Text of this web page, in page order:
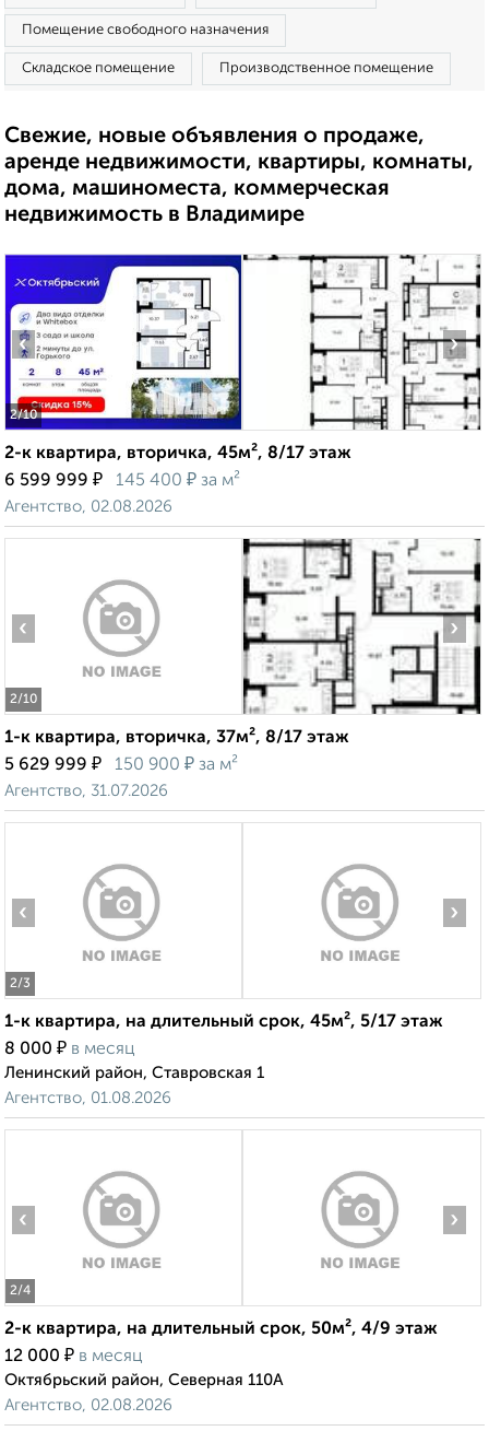
Помещение свободного назначения
Складское помещение Производственное помещение
Свежие, новые объявления о продаже,
аренде недвижимости, квартиры, комнаты,
дома, машиноместа, коммерческая
недвижимость в Владимире
2/10
‹ ›
2-к квартира, вторичка, 45м², 8/17 этаж
6 599 999 ₽ 145 400 ₽ за м²
Агентство, 02.08.2026
2/10
‹ ›
1-к квартира, вторичка, 37м², 8/17 этаж
5 629 999 ₽ 150 900 ₽ за м²
Агентство, 31.07.2026
2/3
‹ ›
1-к квартира, на длительный срок, 45м², 5/17 этаж
8 000 ₽ в месяц
Ленинский район, Ставровская 1
Агентство, 01.08.2026
2/4
‹ ›
2-к квартира, на длительный срок, 50м², 4/9 этаж
12 000 ₽ в месяц
Октябрьский район, Северная 110А
Агентство, 02.08.2026